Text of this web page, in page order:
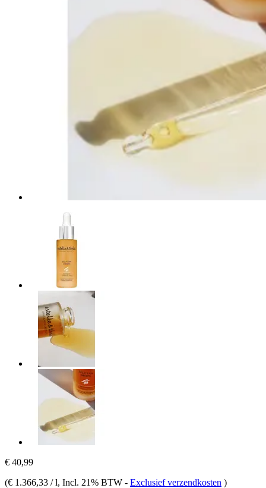
€ 40,99
(€ 1.366,33 / l, Incl. 21% BTW - Exclusief verzendkosten )